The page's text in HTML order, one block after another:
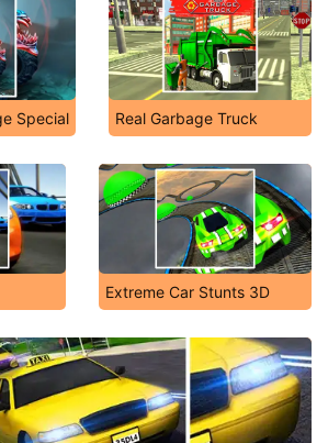
Special Real Garbage Truck
Extreme Car Stunts 3D